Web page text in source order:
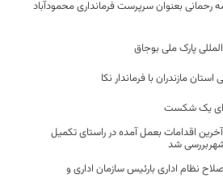
رحمانی بعنوان سرپرست فرمانداری محمودآباد
مازندران با فرماندار نکا
برای یک شکست
اقدامات بعمل آمده در راستای تکمیل
شد
نظام اداری بارئیس سازمان اداری و